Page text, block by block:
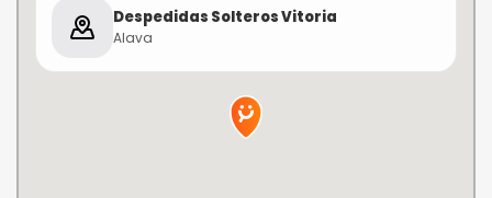
Despedidas Solteros Vitoria
Alava